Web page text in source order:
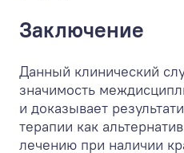
Заключение
Данный клинический
значимость
и доказывает
терапии как
лечению при наличии